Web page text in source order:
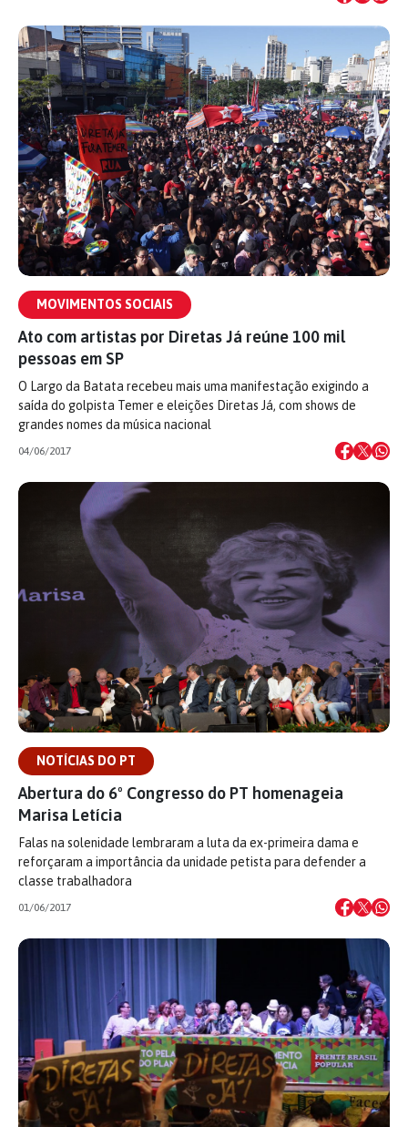
MOVIMENTOS SOCIAIS
Ato com artistas por Diretas Já reúne 100 mil
pessoas em SP
O Largo da Batata recebeu mais uma manifestação exigindo a
saída do golpista Temer e eleições Diretas Já, com shows de
grandes nomes da música nacional
04/06/2017
NOTÍCIAS DO PT
Abertura do 6º Congresso do PT homenageia
Marisa Letícia
Falas na solenidade lembraram a luta da ex-primeira dama e
reforçaram a importância da unidade petista para defender a
classe trabalhadora
01/06/2017